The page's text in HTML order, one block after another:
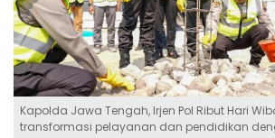
Kapolda Jawa Tengah, Irjen Pol Ribut Hari
transformasi pelayanan dan pendidikan